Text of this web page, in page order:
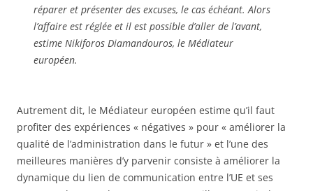
réparer et présenter des excuses, le cas échéant. Alors
l’affaire est réglée et il est possible d’aller de l’avant,
estime Nikiforos Diamandouros, le Médiateur
européen.
Autrement dit, le Médiateur européen estime qu’il faut
profiter des expériences « négatives » pour « améliorer la
qualité de l’administration dans le futur » et l’une des
meilleures manières d’y parvenir consiste à améliorer la
dynamique du lien de communication entre l’UE et ses